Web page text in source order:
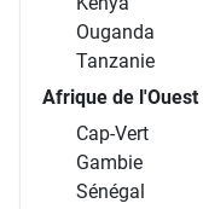
Ouganda
Tanzanie
Afrique de l'Ouest
Cap-Vert
Gambie
Sénégal